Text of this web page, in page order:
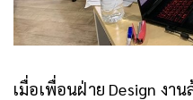
เมื่อเพื่อนฝ่าย Design งา